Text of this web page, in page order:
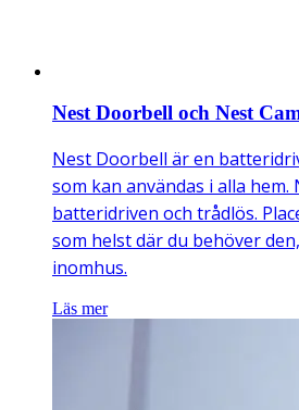
Nest Doorbell och Nest
Nest Doorbell är en
som kan användas i alla hem.
batteridriven och trådlös.
som helst där du behöver
inomhus.
Läs mer